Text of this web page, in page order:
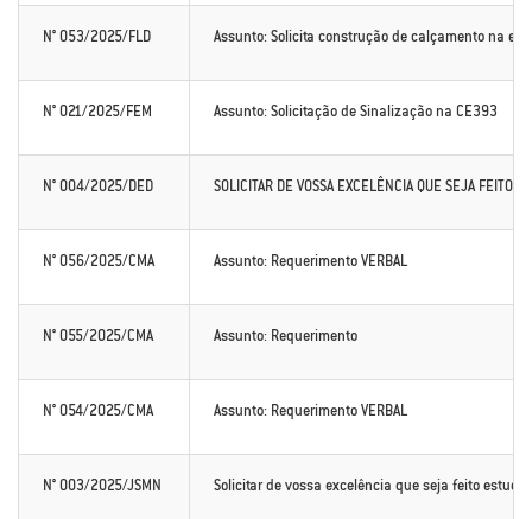
N° 053/2025/FLD Assunto: Solicita construção de calçamento na
N° 021/2025/FEM Assunto: Solicitação de Sinalização na CE393
N° 004/2025/DED SOLICITAR DE VOSSA EXCELÊNCIA QUE SEJA FEITO
N° 056/2025/CMA Assunto: Requerimento VERBAL
N° 055/2025/CMA Assunto: Requerimento
N° 054/2025/CMA Assunto: Requerimento VERBAL
N° 003/2025/JSMN Solicitar de vossa excelência que seja feito